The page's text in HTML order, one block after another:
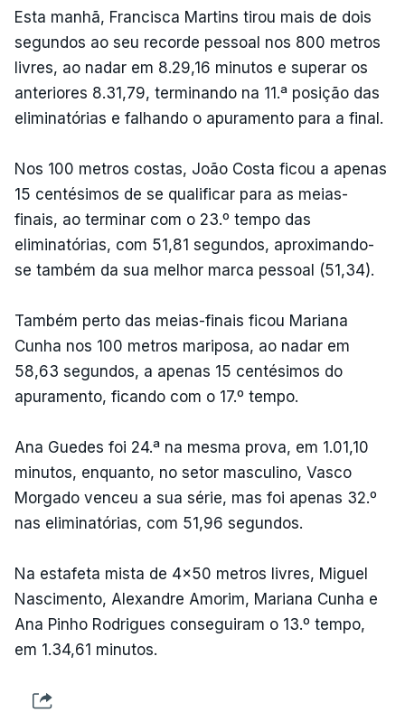
Esta manhã, Francisca Martins tirou mais de dois
segundos ao seu recorde pessoal nos 800 metros
livres, ao nadar em 8.29,16 minutos e superar os
anteriores 8.31,79, terminando na 11.ª posição das
eliminatórias e falhando o apuramento para a final.
Nos 100 metros costas, João Costa ficou a apenas
15 centésimos de se qualificar para as meias-
finais, ao terminar com o 23.º tempo das
eliminatórias, com 51,81 segundos, aproximando-
se também da sua melhor marca pessoal (51,34).
Também perto das meias-finais ficou Mariana
Cunha nos 100 metros mariposa, ao nadar em
58,63 segundos, a apenas 15 centésimos do
apuramento, ficando com o 17.º tempo.
Ana Guedes foi 24.ª na mesma prova, em 1.01,10
minutos, enquanto, no setor masculino, Vasco
Morgado venceu a sua série, mas foi apenas 32.º
nas eliminatórias, com 51,96 segundos.
Na estafeta mista de 4x50 metros livres, Miguel
Nascimento, Alexandre Amorim, Mariana Cunha e
Ana Pinho Rodrigues conseguiram o 13.º tempo,
em 1.34,61 minutos.